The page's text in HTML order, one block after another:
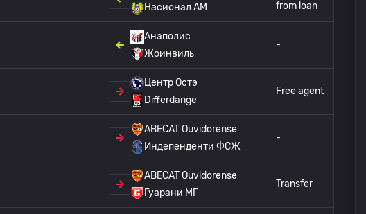
Насионал АМ
from loan
Анаполис
Жоинвиль
-
Центр Остэ
Differdange
Free agent
ABECAT Ouvidorense
Индепенденти ФСЖ
-
ABECAT Ouvidorense
Гуарани МГ
Transfer